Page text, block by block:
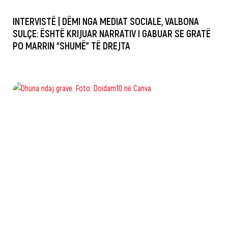
INTERVISTË | DËMI NGA MEDIAT SOCIALE, VALBONA
SULÇE: ËSHTË KRIJUAR NARRATIV I GABUAR SE GRATË
PO MARRIN “SHUMË” TË DREJTA